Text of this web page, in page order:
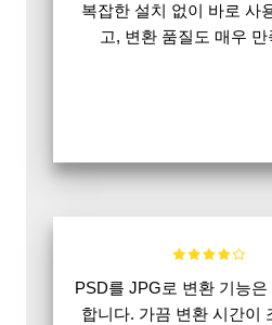
복잡한 설치 없이 바로 사
고, 변환 품질도 매우
PSD를 JPG로 변환 기능
합니다. 가끔 변환 시간이